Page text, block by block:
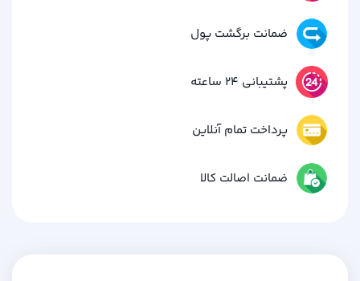
ضمانت برگشت پول
پشتیبانی 24 ساعته
پرداخت تمام آنلاین
ضمانت اصالت کالا